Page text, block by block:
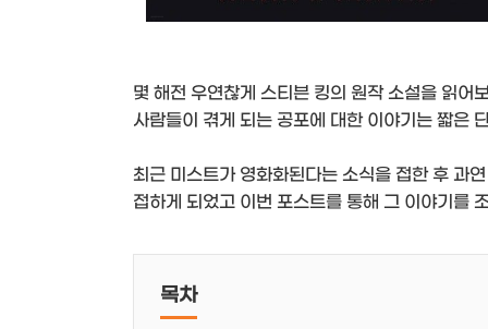
몇 해전 우연찮게 스티븐 킹의 원작 소설을 읽어
사람들이 겪게 되는 공포에 대한 이야기는 짧은
최근 미스트가 영화화된다는 소식을 접한 후 과
접하게 되었고 이번 포스트를 통해 그 이야기를
목차